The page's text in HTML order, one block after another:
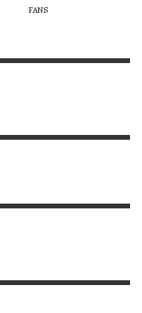
FANS